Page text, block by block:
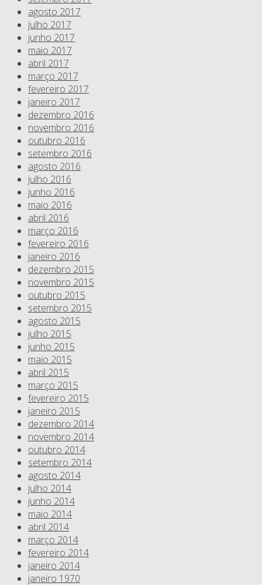
agosto 2017
julho 2017
junho 2017
maio 2017
abril 2017
março 2017
fevereiro 2017
janeiro 2017
dezembro 2016
novembro 2016
outubro 2016
setembro 2016
agosto 2016
julho 2016
junho 2016
maio 2016
abril 2016
março 2016
fevereiro 2016
janeiro 2016
dezembro 2015
novembro 2015
outubro 2015
setembro 2015
agosto 2015
julho 2015
junho 2015
maio 2015
abril 2015
março 2015
fevereiro 2015
janeiro 2015
dezembro 2014
novembro 2014
outubro 2014
setembro 2014
agosto 2014
julho 2014
junho 2014
maio 2014
abril 2014
março 2014
fevereiro 2014
janeiro 2014
janeiro 1970